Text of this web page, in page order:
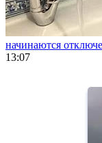
начинаются
13:07